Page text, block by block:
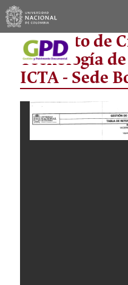
Instituto de
Tecnología
ICTA - Sede